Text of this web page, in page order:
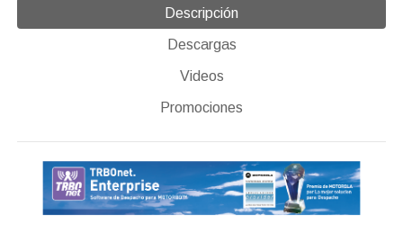
Descripción
Descargas
Videos
Promociones